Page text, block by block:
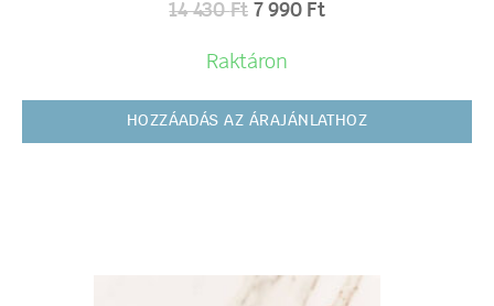
14 430Ft 7 990 Ft
Raktáron
HOZZÁADÁS AZ ÁRAJÁNLATHOZ